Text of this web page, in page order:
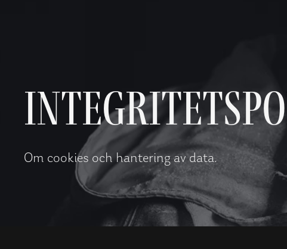
Integritetspo
Om cookies och hantering av data.